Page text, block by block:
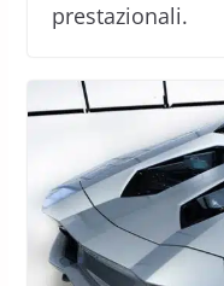
prestazionali.